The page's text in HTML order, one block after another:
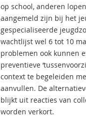
op school, anderen
aangemeld zijn bij het
gespecialiseerde
wachtlijst wel 6 tot 10
problemen ook kunnen
preventieve
context te begeleiden
aanvullen. De
blijkt uit reacties van
worden verkort.